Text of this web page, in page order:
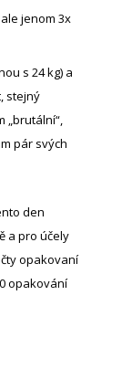
jenom 3x
s 24 kg) a
stejný
„brutální“,
pár svých
den
a pro účely
opakovaní
opakování